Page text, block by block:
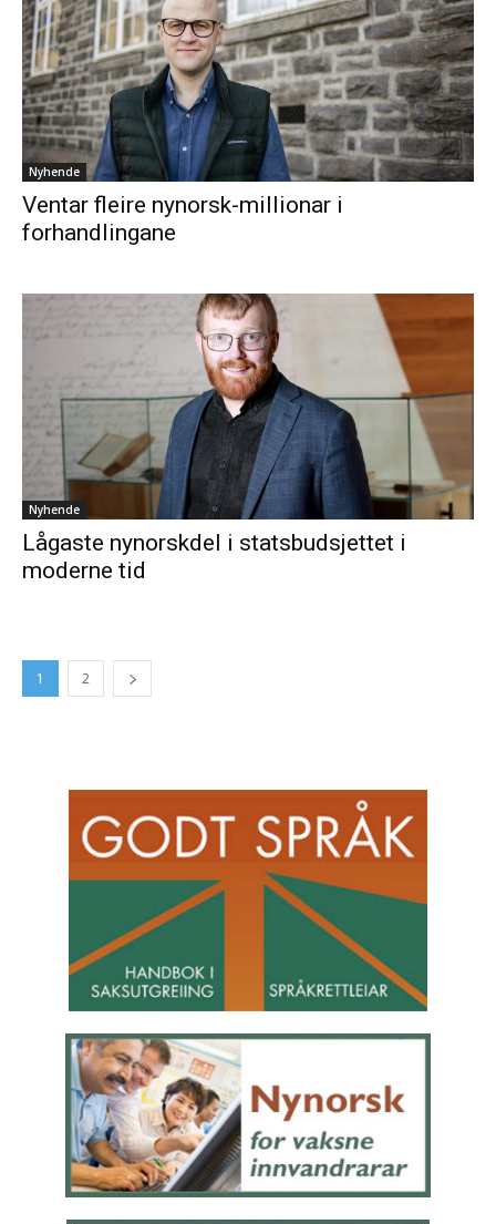
Nyhende
Ventar fleire nynorsk-millionar i
forhandlingane
Nyhende
Lågaste nynorskdel i statsbudsjettet i
moderne tid
1 2